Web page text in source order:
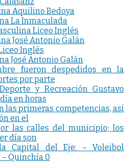
Aquilino Bedoya
La Inmaculada
Liceo Inglés
José Antonio Galán
Inglés
José Antonio Galán
fueron despedidos en la
por parte
y Recreación Gustavo
en horas
las primeras competencias, así
en el
las calles del municipio; los
día son
Capital del Eje: – Voleibol
Quinchía 0